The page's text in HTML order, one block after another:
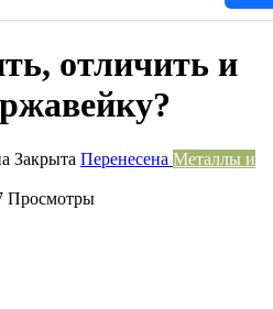
отличить и
Закрыта Перенесена Металлы и
Просмотры